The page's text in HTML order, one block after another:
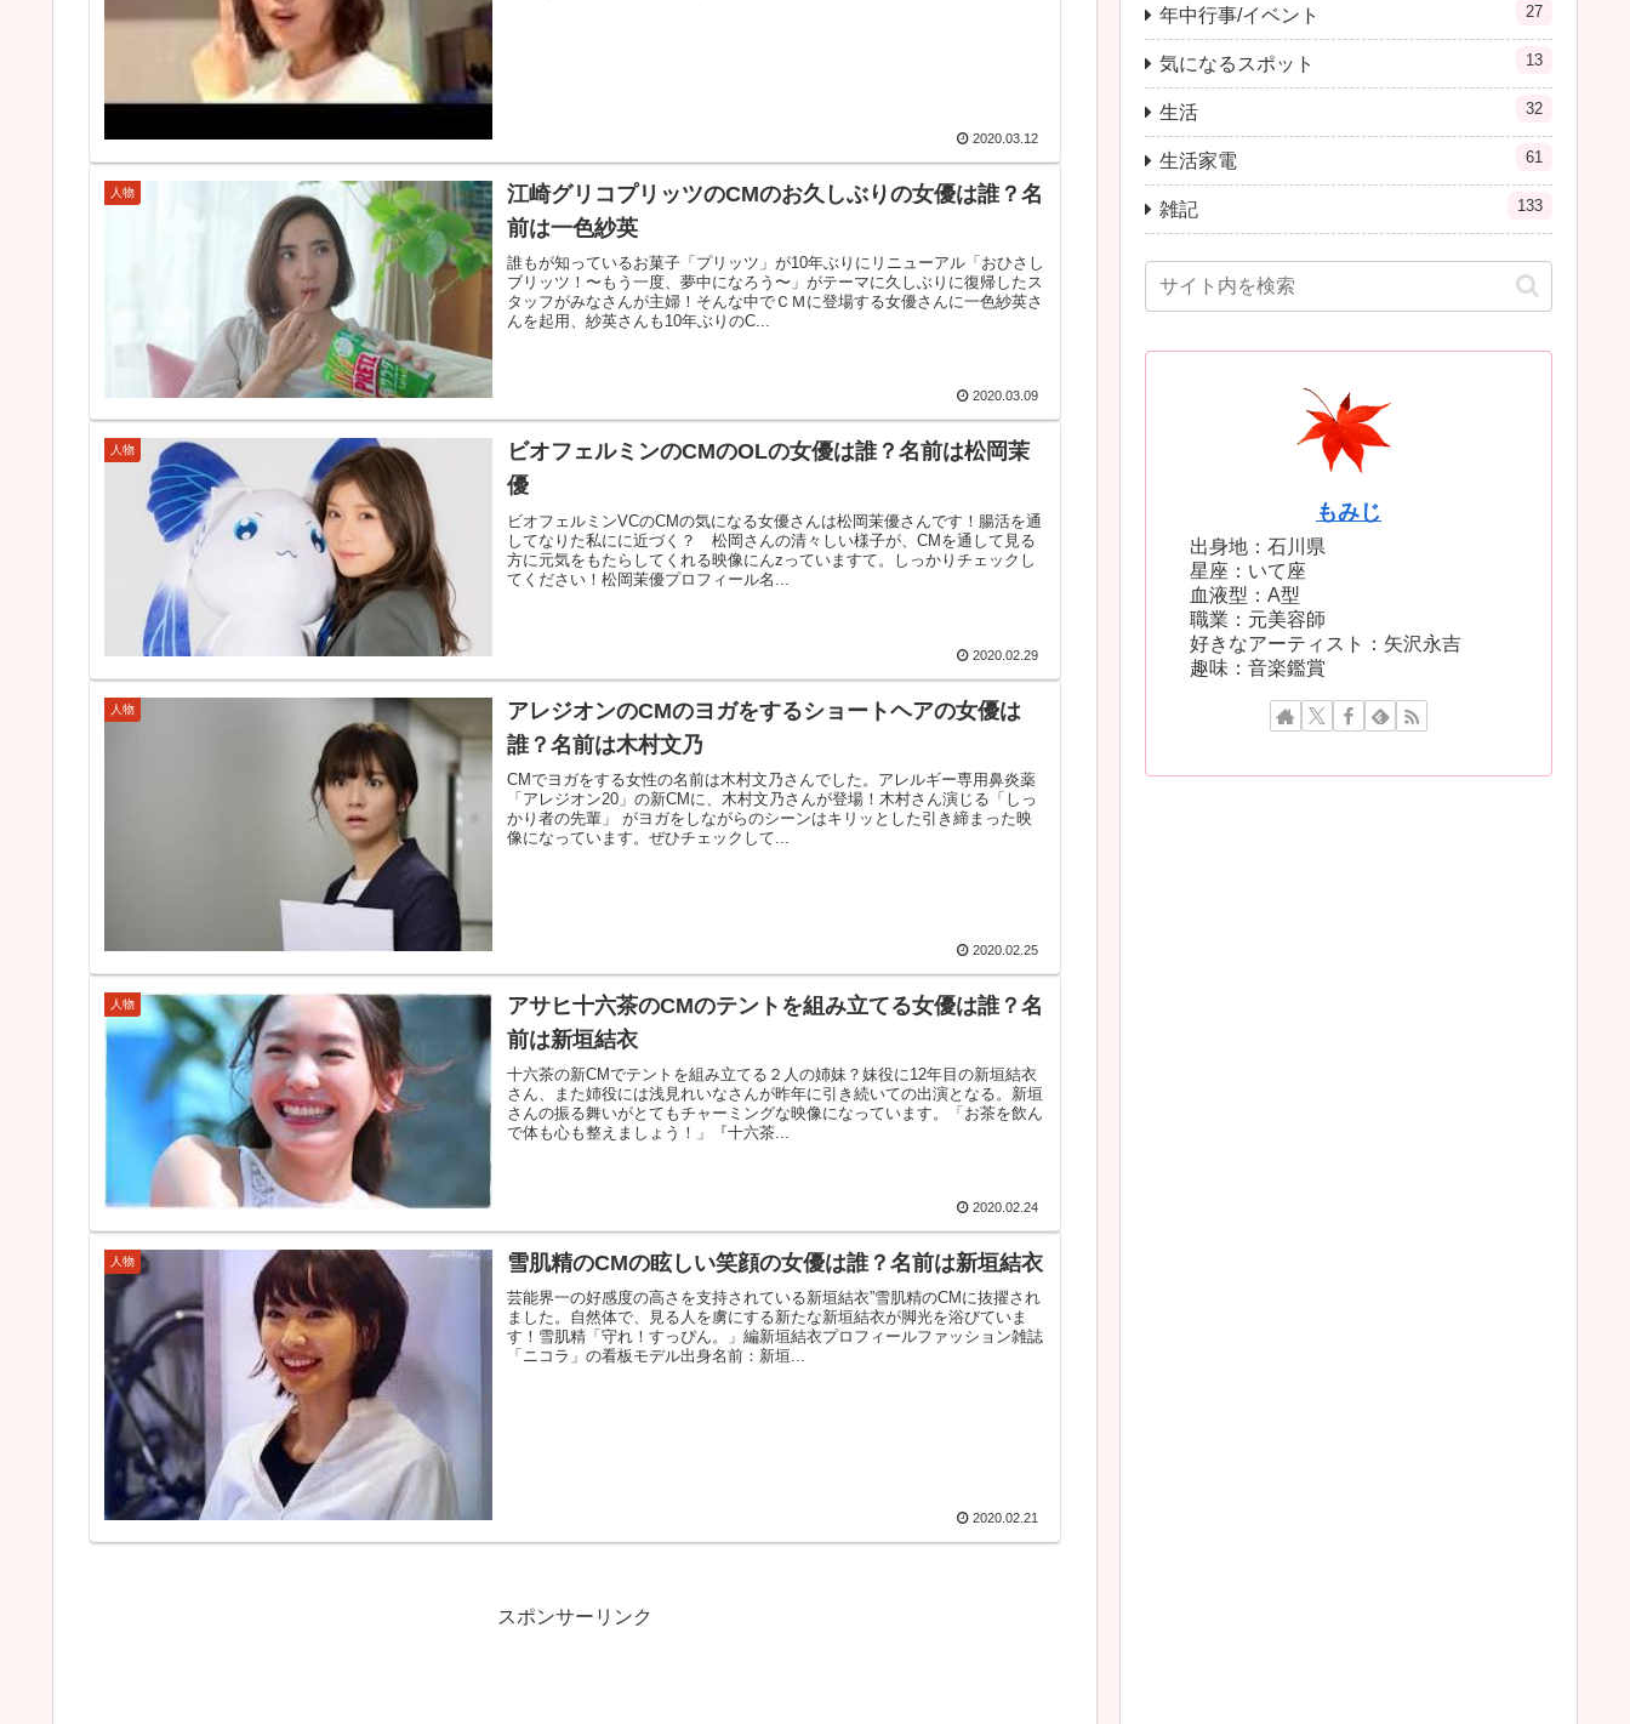
2020.03.12
人物
江崎グリコプリッツのCMのお久しぶりの女優は誰？名
前は一色紗英
誰もが知っているお菓子「プリッツ」が10年ぶりにリニューアル「おひさし
ブリッツ！〜もう一度、夢中になろう〜」がテーマに久しぶりに復帰したス
タッフがみなさんが主婦！そんな中でＣＭに登場する女優さんに一色紗英さ
んを起用、紗英さんも10年ぶりのC...
2020.03.09
人物
ビオフェルミンのCMのOLの女優は誰？名前は松岡茉
優
ビオフェルミンVCのCMの気になる女優さんは松岡茉優さんです！腸活を通
してなりた私にに近づく？ 松岡さんの清々しい様子が、CMを通して見る
方に元気をもたらしてくれる映像にんzっていますて。しっかりチェックし
てください！松岡茉優プロフィール名...
2020.02.29
人物
アレジオンのCMのヨガをするショートヘアの女優は
誰？名前は木村文乃
CMでヨガをする女性の名前は木村文乃さんでした。アレルギー専用鼻炎薬
「アレジオン20」の新CMに、木村文乃さんが登場！木村さん演じる「しっ
かり者の先輩」 がヨガをしながらのシーンはキリッとした引き締まった映
像になっています。ぜひチェックして...
2020.02.25
人物
アサヒ十六茶のCMのテントを組み立てる女優は誰？名
前は新垣結衣
十六茶の新CMでテントを組み立てる２人の姉妹？妹役に12年目の新垣結衣
さん、また姉役には浅見れいなさんが昨年に引き続いての出演となる。新垣
さんの振る舞いがとてもチャーミングな映像になっています。「お茶を飲ん
で体も心も整えましょう！」『十六茶...
2020.02.24
人物 雪肌精のCMの眩しい笑顔の女優は誰？名前は新垣結衣
芸能界一の好感度の高さを支持されている新垣結衣”雪肌精のCMに抜擢され
ました。自然体で、見る人を虜にする新たな新垣結衣が脚光を浴びていま
す！雪肌精「守れ！すっぴん。」編新垣結衣プロフィールファッション雑誌
「ニコラ」の看板モデル出身名前：新垣...
2020.02.21
スポンサーリンク
年中行事/イベント 27
気になるスポット 13
生活 32
生活家電 61
雑記 133
もみじ
出身地：石川県
星座：いて座
血液型：A型
職業：元美容師
好きなアーティスト：矢沢永吉
趣味：音楽鑑賞